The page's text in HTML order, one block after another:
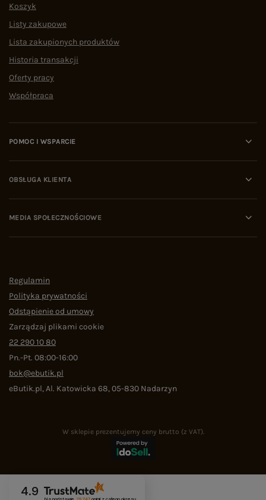
Koszyk
Listy zakupowe
Lista zakupionych produktów
Historia transakcji
Oferty pracy
Współpraca
POMOC I WSPARCIE
OBSŁUGA KLIENTA
MEDIA SPOŁECZNOŚCIOWE
Regulamin
Polityka prywatności
Odstąpienie od umowy
Zarządzaj plikami cookie
22 290 10 80
Pn.-Pt. 08:00-16:00
bok@ebutik.pl
eButik.pl,Al. Katowicka 68,05-830 Nadarzyn
W sklepie prezentujemy ceny brutto (z VAT).
4.9